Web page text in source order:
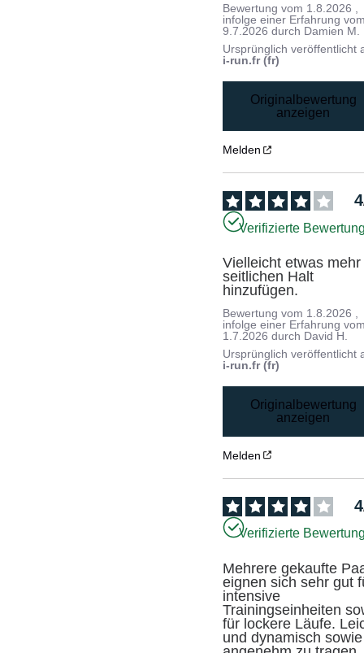
Bewertung vom 1.8.2026
infolge einer Erfahrung
9.7.2026 durch Damien M.
Ursprünglich veröffentlicht
i-run.fr (fr)
Originalbewertung
anzeigen
Melden
4
Verifizierte
Vielleicht etwas mehr
seitlichen Halt
hinzufügen.
Bewertung vom 1.8.2026 ,
infolge einer Erfahrung
1.7.2026 durch David H.
Ursprünglich veröffentlicht
i-run.fr (fr)
Originalbewertung
anzeigen
Melden
4
Verifizierte
Mehrere gekaufte
eignen sich sehr gut
intensive
Trainingseinheiten
für lockere Läufe.
und dynamisch sowie